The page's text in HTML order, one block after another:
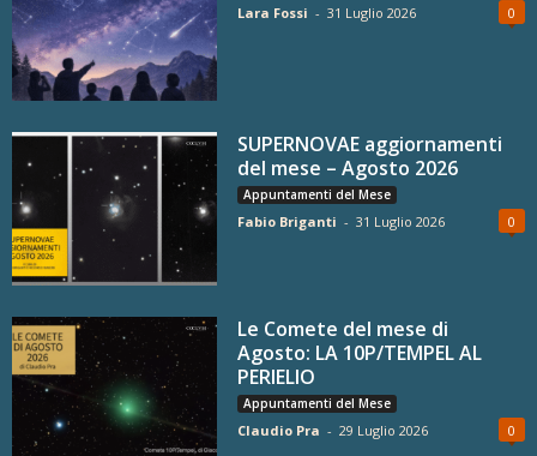
Lara Fossi - 31 Luglio 2026 0
SUPERNOVAE aggiornamenti
del mese – Agosto 2026
Appuntamenti del Mese
Fabio Briganti - 31 Luglio 2026 0
Le Comete del mese di
Agosto: LA 10P/TEMPEL AL
PERIELIO
Appuntamenti del Mese
Claudio Pra - 29 Luglio 2026 0